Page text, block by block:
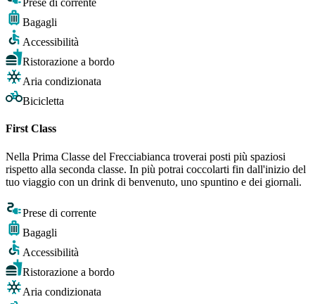
Prese di corrente
Bagagli
Accessibilità
Ristorazione a bordo
Aria condizionata
Bicicletta
First Class
Nella Prima Classe del Frecciabianca troverai posti più spaziosi
rispetto alla seconda classe. In più potrai coccolarti fin dall'inizio del
tuo viaggio con un drink di benvenuto, uno spuntino e dei giornali.
Prese di corrente
Bagagli
Accessibilità
Ristorazione a bordo
Aria condizionata